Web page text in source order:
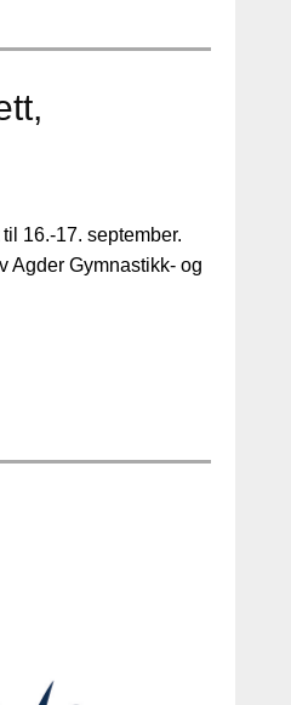
16.-17. september.
Agder Gymnastikk- og